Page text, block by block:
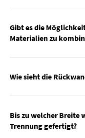
Gibt es die
Materialien zu
Wie sieht die
Bis zu welcher Breite
Trennung gefertigt?